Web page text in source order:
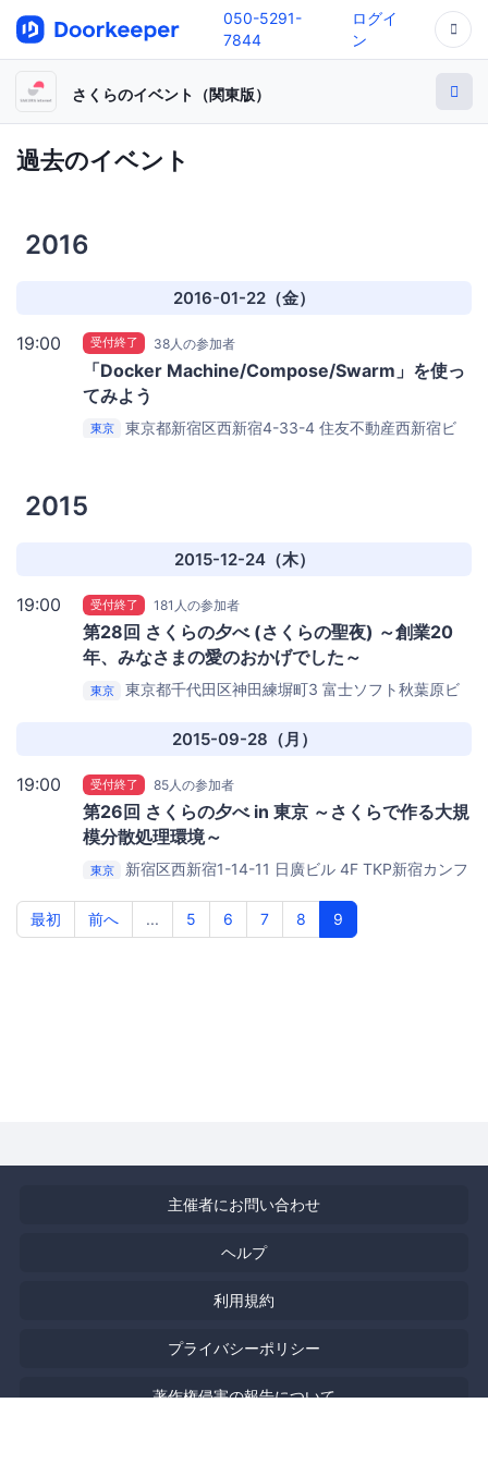
050-5291-
7844
ログイ
ン
さくらのイベント（関東版）
過去のイベント
2016
2016-01-22（金）
19:00 受付終了 38人の参加者
「Docker Machine/Compose/Swarm」を使っ
てみよう
東京
東京都新宿区西新宿4-33-4 住友不動産西新宿ビ
2015
2015-12-24（木）
19:00 受付終了 181人の参加者
第28回 さくらの夕べ (さくらの聖夜) ～創業20
年、みなさまの愛のおかげでした～
東京
東京都千代田区神田練塀町3 富士ソフト秋葉原ビ
2015-09-28（月）
19:00 受付終了 85人の参加者
第26回 さくらの夕べ in 東京 ～さくらで作る大規
模分散処理環境～
東京 新宿区西新宿1-14-11 日廣ビル 4F TKP新宿カンフ
最初
前へ ... 5 6 7 8 9
主催者にお問い合わせ
ヘルプ
利用規約
プライバシーポリシー
著作権侵害の報告について